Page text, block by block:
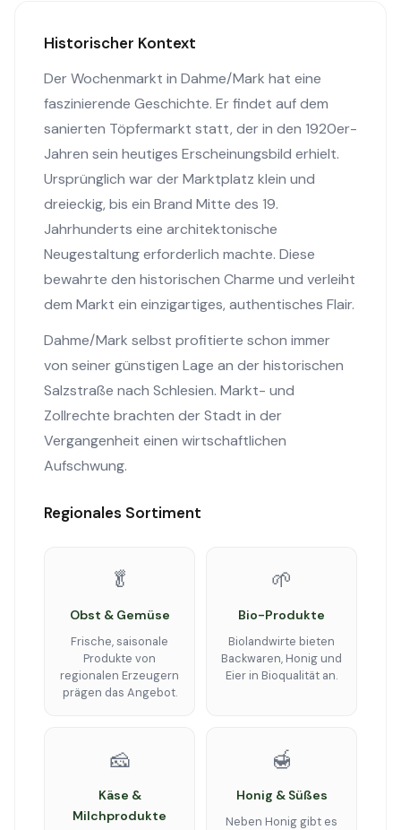
Historischer Kontext
Der Wochenmarkt in Dahme/Mark hat eine
faszinierende Geschichte. Er findet auf dem
sanierten Töpfermarkt statt, der in den 1920er-
Jahren sein heutiges Erscheinungsbild erhielt.
Ursprünglich war der Marktplatz klein und
dreieckig, bis ein Brand Mitte des 19.
Jahrhunderts eine architektonische
Neugestaltung erforderlich machte. Diese
bewahrte den historischen Charme und verleiht
dem Markt ein einzigartiges, authentisches Flair.
Dahme/Mark selbst profitierte schon immer
von seiner günstigen Lage an der historischen
Salzstraße nach Schlesien. Markt- und
Zollrechte brachten der Stadt in der
Vergangenheit einen wirtschaftlichen
Aufschwung.
Regionales Sortiment
🥬
Obst & Gemüse
Frische, saisonale
Produkte von
regionalen Erzeugern
prägen das Angebot.
🌱
Bio-Produkte
Biolandwirte bieten
Backwaren, Honig und
Eier in Bioqualität an.
🧀
Käse &
Milchprodukte
🍯
Honig & Süßes
Neben Honig gibt es